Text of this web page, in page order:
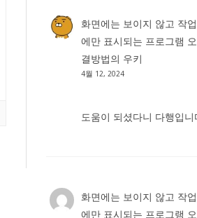
화면에는 보이지 않고 작
에만 표시되는 프로그램
결방법의 우키
4월 12, 2024
도움이 되셨다니 다행입
화면에는 보이지 않고 작
에만 표시되는 프로그램